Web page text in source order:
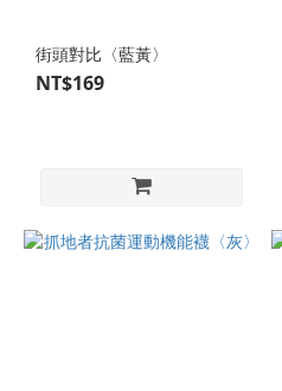
街頭對比〈藍黃〉
NT$169